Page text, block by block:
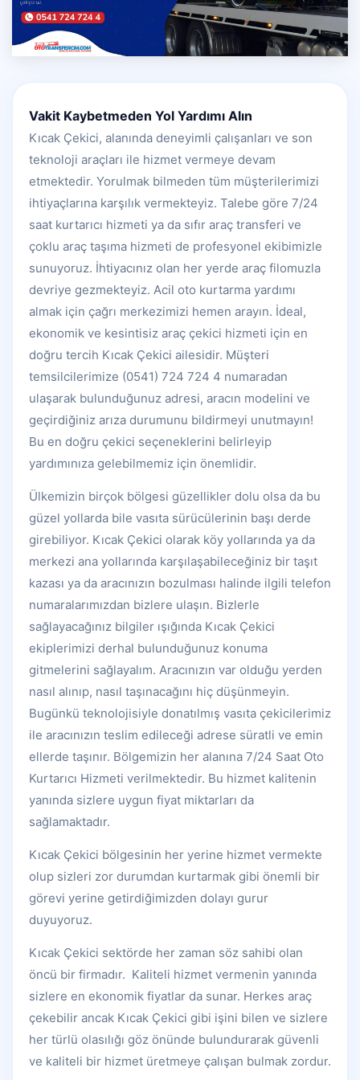
Vakit Kaybetmeden Yol Yardımı Alın
Kıcak Çekici, alanında deneyimli çalışanları ve son
teknoloji araçları ile hizmet vermeye devam
etmektedir. Yorulmak bilmeden tüm müşterilerimizi
ihtiyaçlarına karşılık vermekteyiz. Talebe göre 7/24
saat kurtarıcı hizmeti ya da sıfır araç transferi ve
çoklu araç taşıma hizmeti de profesyonel ekibimizle
sunuyoruz. İhtiyacınız olan her yerde araç filomuzla
devriye gezmekteyiz. Acil oto kurtarma yardımı
almak için çağrı merkezimizi hemen arayın. İdeal,
ekonomik ve kesintisiz araç çekici hizmeti için en
doğru tercih Kıcak Çekici ailesidir. Müşteri
temsilcilerimize (0541) 724 724 4 numaradan
ulaşarak bulunduğunuz adresi, aracın modelini ve
geçirdiğiniz arıza durumunu bildirmeyi unutmayın!
Bu en doğru çekici seçeneklerini belirleyip
yardımınıza gelebilmemiz için önemlidir.
Ülkemizin birçok bölgesi güzellikler dolu olsa da bu
güzel yollarda bile vasıta sürücülerinin başı derde
girebiliyor. Kıcak Çekici olarak köy yollarında ya da
merkezi ana yollarında karşılaşabileceğiniz bir taşıt
kazası ya da aracınızın bozulması halinde ilgili telefon
numaralarımızdan bizlere ulaşın. Bizlerle
sağlayacağınız bilgiler ışığında Kıcak Çekici
ekiplerimizi derhal bulunduğunuz konuma
gitmelerini sağlayalım. Aracınızın var olduğu yerden
nasıl alınıp, nasıl taşınacağını hiç düşünmeyin.
Bugünkü teknolojisiyle donatılmış vasıta çekicilerimiz
ile aracınızın teslim edileceği adrese süratli ve emin
ellerde taşınır. Bölgemizin her alanına 7/24 Saat Oto
Kurtarıcı Hizmeti verilmektedir. Bu hizmet kalitenin
yanında sizlere uygun fiyat miktarları da
sağlamaktadır.
Kıcak Çekici bölgesinin her yerine hizmet vermekte
olup sizleri zor durumdan kurtarmak gibi önemli bir
görevi yerine getirdiğimizden dolayı gurur
duyuyoruz.
Kıcak Çekici sektörde her zaman söz sahibi olan
öncü bir firmadır. Kaliteli hizmet vermenin yanında
sizlere en ekonomik fiyatlar da sunar. Herkes araç
çekebilir ancak Kıcak Çekici gibi işini bilen ve sizlere
her türlü olasılığı göz önünde bulundurarak güvenli
ve kaliteli bir hizmet üretmeye çalışan bulmak zordur.